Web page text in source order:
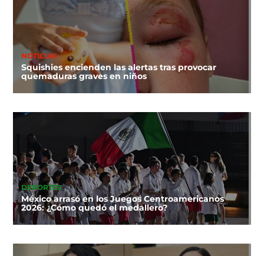
NOTICIAS
Squishies encienden las alertas tras provocar
quemaduras graves en niños
DEPORTES
México arrasó en los Juegos Centroamericanos
2026: ¿Cómo quedó el medallero?